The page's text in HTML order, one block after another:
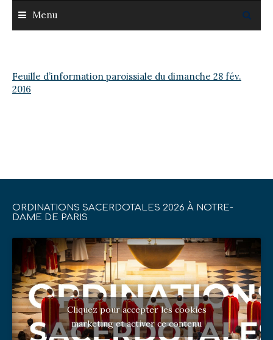
Menu
Feuille d’information paroissiale du dimanche 28 fév.
2016
ORDINATIONS SACERDOTALES 2026 À NOTRE-
DAME DE PARIS
Cliquez pour accepter les cookies
marketing et activer ce contenu